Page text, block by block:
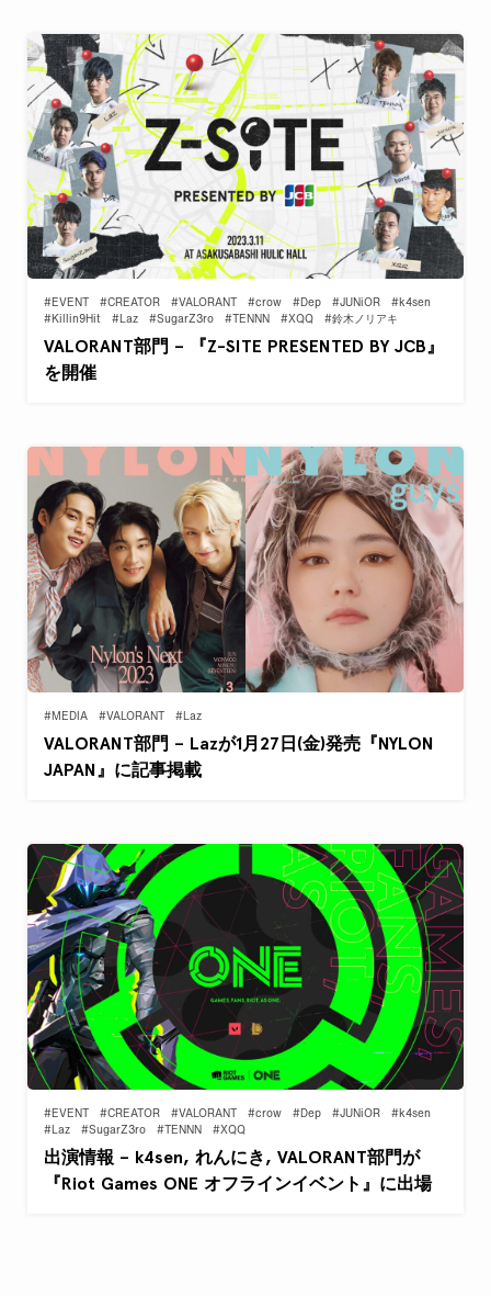
#EVENT #CREATOR #VALORANT #crow #Dep #JUNiOR
#k4sen
#Killin9Hit
#Laz #SugarZ3ro #TENNN #XQQ #鈴木ノリアキ
VALORANT部門 – 『Z-SITE PRESENTED BY JCB』
を開催
#MEDIA #VALORANT #Laz
VALORANT部門 – Lazが1月27日(金)発売『NYLON
JAPAN』に記事掲載
#EVENT #CREATOR #VALORANT #crow #Dep #JUNiOR
#k4sen
#Laz
#SugarZ3ro #TENNN #XQQ
出演情報 – k4sen, れんにき, VALORANT部門が
『Riot Games ONE オフラインイベント』に出場